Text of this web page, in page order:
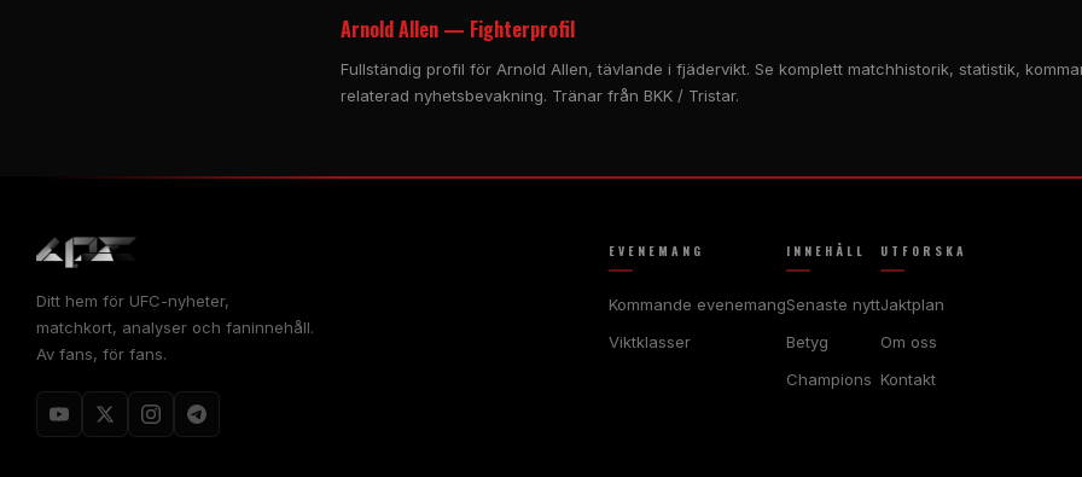
Arnold Allen — Fighterprofil
Fullständig profil för Arnold Allen, tävlande i fjädervikt. Se komplett matchhistorik, statistik,
relaterad nyhetsbevakning. Tränar från BKK / Tristar.
Ditt hem för UFC-nyheter,
matchkort, analyser och faninnehåll.
Av fans, för fans.
EVENEMANG
Kommande evenemang
Viktklasser
INNEHÅLL
Senaste nytt
Betyg
Champions
UTFORSKA
Jaktplan
Om oss
Kontakt